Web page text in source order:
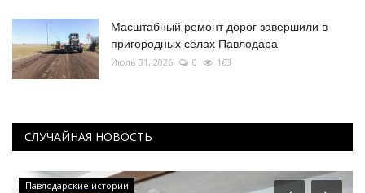
Масштабный ремонт дорог завершили в
пригородных сёлах Павлодара
Июль 31, 2026 0 163
СЛУЧАЙНАЯ НОВОСТЬ
Павлодарские истории